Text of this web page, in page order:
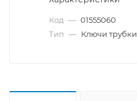
Код — 01555060
Тип — Ключи трубки